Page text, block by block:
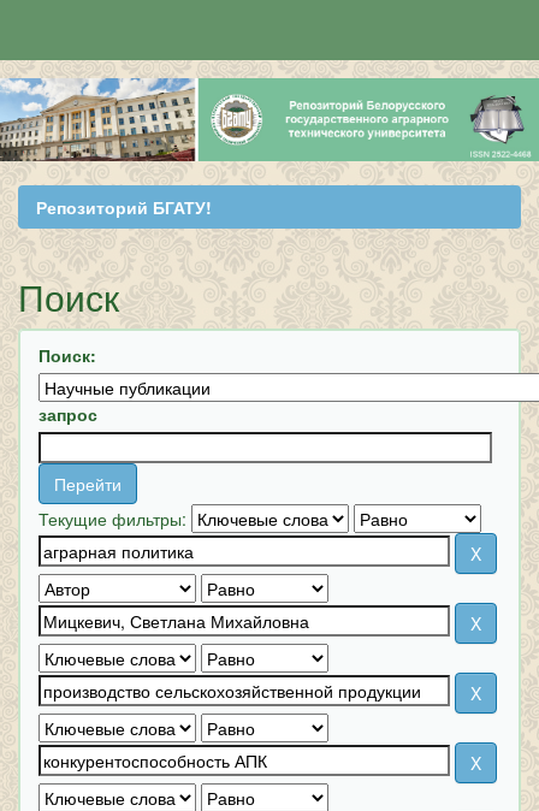
Skip
navigation
Репозиторий БГАТУ!
Поиск
Поиск:
запрос
Текущие фильтры: